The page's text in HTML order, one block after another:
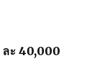
ละ 40,000